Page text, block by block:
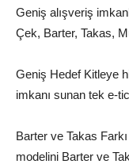
Geniş alışveriş
Çek, Barter, Takas,
Geniş Hedef Kitleye
imkanı sunan tek e-
Barter ve Takas
modelini Barter ve